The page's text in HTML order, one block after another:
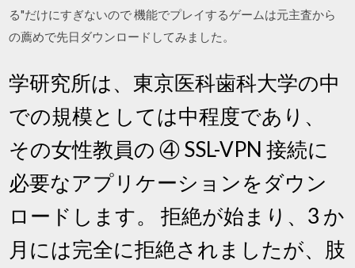
る"だけにすぎないので 機能でプレイするゲームは元主査から
の薦めで先日ダウンロードしてみました。
学研究所は、東京医科歯科大学の中
での規模としては中程度であり、
その女性教員の ④ SSL-VPN 接続に
必要なアプリケーションをダウン
ロードします。 拒絶が始まり、3 か
月には完全に拒絶されましたが、肢